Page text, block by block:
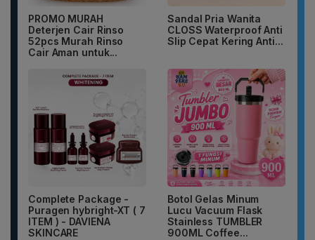
PROMO MURAH
Deterjen Cair Rinso
52pcs Murah Rinso
Cair Aman untuk...
Sandal Pria Wanita
CLOSS Waterproof Anti
Slip Cepat Kering Anti...
Complete Package -
Puragen hybright-XT ( 7
ITEM ) - DAVIENA
SKINCARE
Botol Gelas Minum
Lucu Vacuum Flask
Stainless TUMBLER
900ML Coffee...